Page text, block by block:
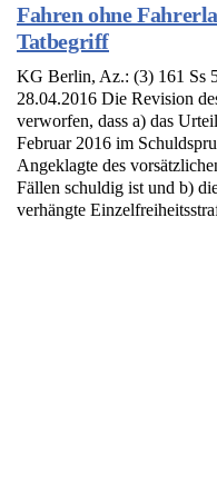
Fahren ohne
Tatbegriff
KG Berlin, Az.: (3) 161 Ss
28.04.2016 Die Revision
verworfen, dass a) das
Februar 2016 im
Angeklagte des
Fällen schuldig ist und b)
verhängte